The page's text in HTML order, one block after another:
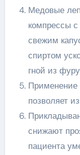
Медовые
компрессы
свежим
спиртом
гной из
Применение
позволяет
снижают
пациента